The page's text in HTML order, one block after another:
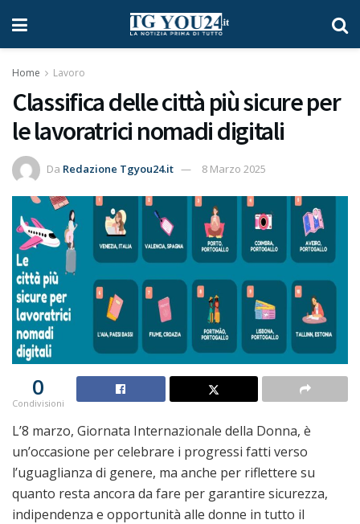
Home Lavoro
Classifica delle città più sicure per
le lavoratrici nomadi digitali
Da Redazione Tgyou24.it 8 Marzo 2025
0
Condivisioni
L’8 marzo, Giornata Internazionale della Donna, è
un’occasione per celebrare i progressi fatti verso
l’uguaglianza di genere, ma anche per riflettere su
quanto resta ancora da fare per garantire sicurezza,
indipendenza e opportunità alle donne in tutto il